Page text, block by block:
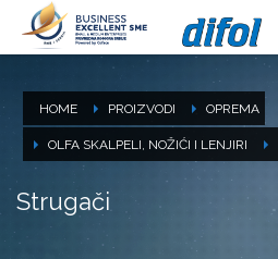
HOME PROIZVODI OPREMA
OLFA SKALPELI, NOŽIĆI I LENJIRI
Strugači